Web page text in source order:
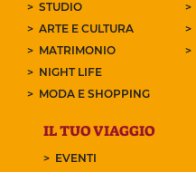
STUDIO
ARTE E CULTURA
MATRIMONIO
NIGHT LIFE
MODA E SHOPPING
IL TUO VIAGGIO
EVENTI